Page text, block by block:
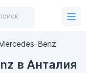
Benz
в Анталия